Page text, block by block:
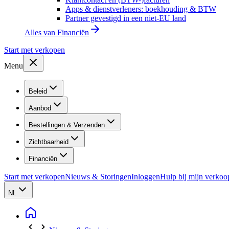
Apps & dienstverleners: boekhouding & BTW
Partner gevestigd in een niet-EU land
Alles van Financiën
Start met verkopen
Menu
Beleid
Aanbod
Bestellingen & Verzenden
Zichtbaarheid
Financiën
Start met verkopenNieuws & StoringenInloggenHulp bij mijn
NL